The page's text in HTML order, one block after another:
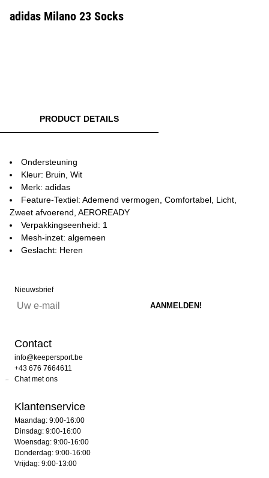
adidas Milano 23 Socks
PRODUCT DETAILS
Ondersteuning
Kleur: Bruin, Wit
Merk: adidas
Feature-Textiel: Ademend vermogen, Comfortabel, Licht,
Zweet afvoerend, AEROREADY
Verpakkingseenheid: 1
Mesh-inzet: algemeen
Geslacht: Heren
Nieuwsbrief
Contact
info@keepersport.be
+43 676 7664611
Chat met ons
Klantenservice
Maandag: 9:00-16:00
Dinsdag: 9:00-16:00
Woensdag: 9:00-16:00
Donderdag: 9:00-16:00
Vrijdag: 9:00-13:00